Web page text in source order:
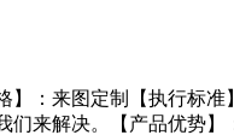
】：来图定制【执行标
们来解决。【产品优势